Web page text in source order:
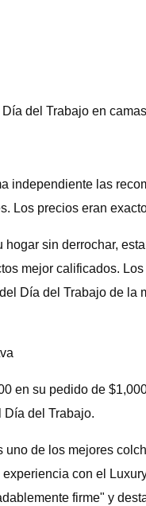
del Trabajo en
independiente las
Los precios eran
sin derrochar,
mejor calificados.
Día del Trabajo de
en su pedido de
Día del Trabajo.
de los mejores
con el
firme" y